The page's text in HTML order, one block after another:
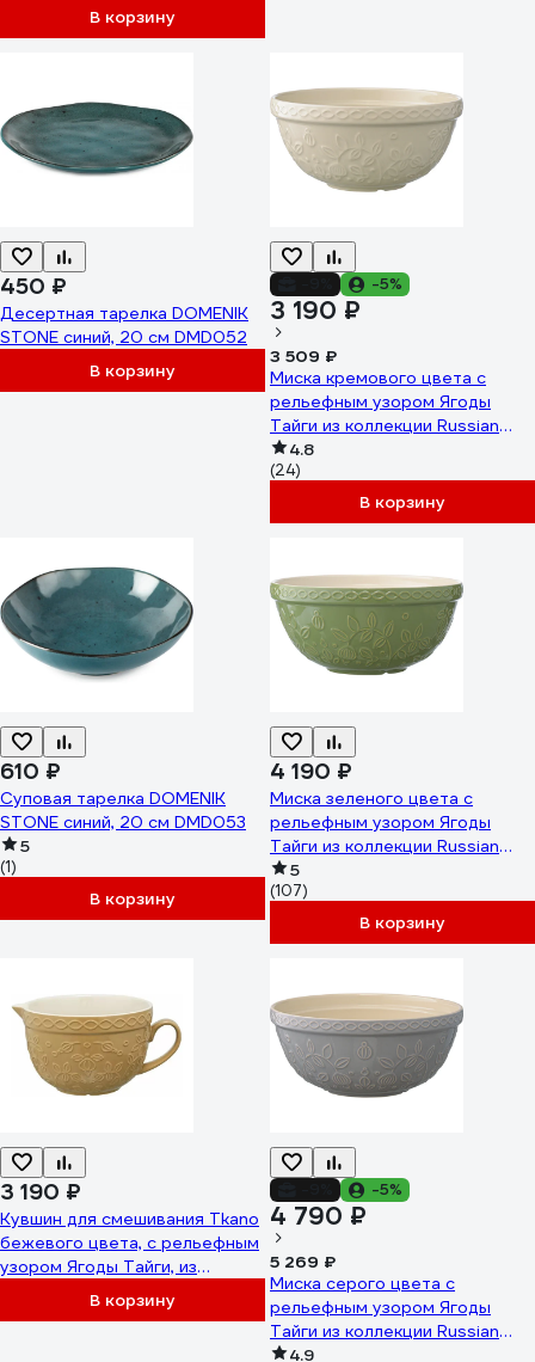
В корзину
450 ₽
Десертная тарелка DOMENIK
STONE синий, 20 см DMD052
В корзину
-5%
3 190 ₽
3 509 ₽
Миска кремового цвета с
рельефным узором Ягоды
Тайги из коллекции Russian
North Tkano 1,5 л TK22-
TW_BW0007
4.8
(24)
В корзину
610 ₽
Суповая тарелка DOMENIK
STONE синий, 20 см DMD053
5
(1)
В корзину
4 190 ₽
Миска зеленого цвета с
рельефным узором Ягоды
Тайги из коллекции Russian
North Tkano 2,5 л TK22-
TW_BW0011
5
(107)
В корзину
3 190 ₽
Кувшин для смешивания Tkano
бежевого цвета, с рельефным
узором Ягоды Тайги, из
коллекции Russian North, 2 л
TK22-TW_BW0015
В корзину
-5%
4 790 ₽
5 269 ₽
Миска серого цвета с
рельефным узором Ягоды
Тайги из коллекции Russian
North Tkano 2,8 л TK22-
4.9